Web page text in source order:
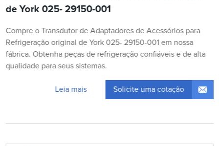
de York 025- 29150-001
Compre o Transdutor de Adaptadores de Acessórios para
Refrigeração original de York 025- 29150-001 em nossa
fábrica. Obtenha peças de refrigeração confiáveis e de alta
qualidade para seus sistemas.
Leia mais Solicite uma cotação